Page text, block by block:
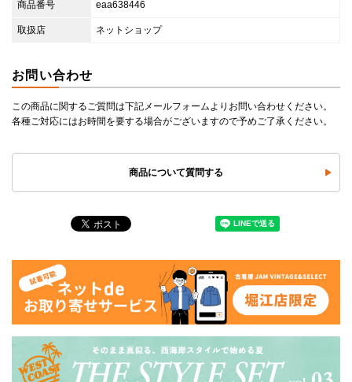
商品番号 eaa638446
取扱店 ネットショップ
お問い合わせ
この商品に関するご質問は下記メールフォームよりお問い合わせください。
各種ご対応にはお時間を要する場合がございますので予めご了承ください。
商品について質問する